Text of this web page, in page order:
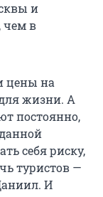
и
чем в
цены на
жизни. А
постоянно,
себя риску,
туристов —
И